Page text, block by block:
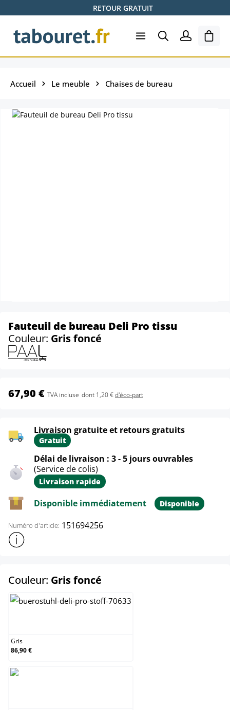
Passer au contenu principalRETOUR GRATUIT
Le
Accueil Le meuble Chaises de bureau
Fauteuil de bureau Deli Pro tissu
Couleur: Gris foncé
67,90 € TVA incluse dont 1,20 €d'éco-part
Livraison gratuite et retours gratuits
Gratuit
Délai de livraison : 3 - 5 jours ouvrables
(Service de colis)
Livraison rapide
Disponible immédiatement Disponible
Numéro d'article: 151694256
Afficher plus d'informations sur le produit
Couleur: Gris foncé
Gris
86,90 €